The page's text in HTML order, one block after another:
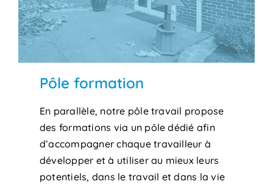
Pôle formation
En parallèle, notre pôle travail propose
des formations via un pôle dédié afin
d’accompagner chaque travailleur à
développer et à utiliser au mieux leurs
potentiels, dans le travail et dans la vie